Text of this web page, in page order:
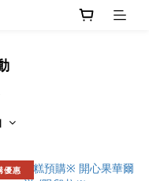
優惠